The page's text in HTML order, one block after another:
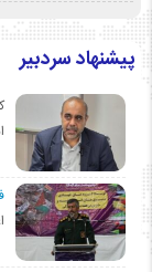
پیشنهاد سردبیر